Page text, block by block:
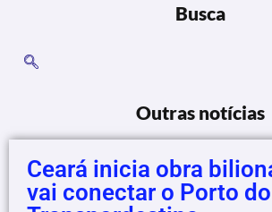
Busca
Outras notícias
Ceará inicia obra
vai conectar o Porto